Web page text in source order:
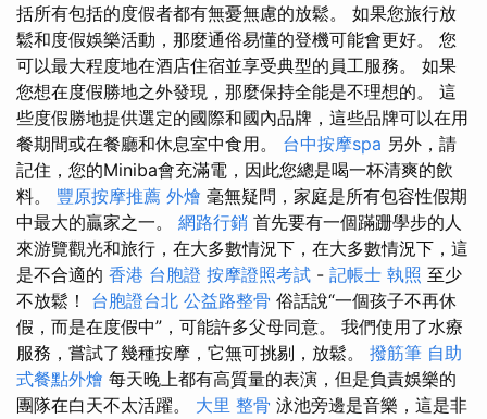
括所有包括的度假者都有無憂無慮的放鬆。 如果您旅行放
鬆和度假娛樂活動，那麼通俗易懂的登機可能會更好。 您
可以最大程度地在酒店住宿並享受典型的員工服務。 如果
您想在度假勝地之外發現，那麼保持全能是不理想的。 這
些度假勝地提供選定的國際和國內品牌，這些品牌可以在用
餐期間或在餐廳和休息室中食用。 台中按摩spa 另外，請
記住，您的Miniba會充滿電，因此您總是喝一杯清爽的飲
料。 豐原按摩推薦 外燴 毫無疑問，家庭是所有包容性假期
中最大的贏家之一。 網路行銷 首先要有一個蹣跚學步的人
來游覽觀光和旅行，在大多數情況下，在大多數情況下，這
是不合適的 香港 台胞證 按摩證照考試 - 記帳士 執照 至少
不放鬆！ 台胞證台北 公益路整骨 俗話說“一個孩子不再休
假，而是在度假中”，可能許多父母同意。 我們使用了水療
服務，嘗試了幾種按摩，它無可挑剔，放鬆。 撥筋筆 自助
式餐點外燴 每天晚上都有高質量的表演，但是負責娛樂的
團隊在白天不太活躍。 大里 整骨 泳池旁邊是音樂，這是非